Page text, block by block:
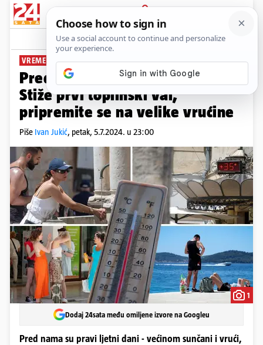
PRIJAVA
News Komentari
VREMENSKA PROGNOZA
Pred nama su pravi ljetni dani:
Stiže prvi toplinski val,
pripremite se na velike vrućine
Piše Ivan Jukić, petak, 5.7.2024. u 23:00
1
Dodaj 24sata među omiljene izvore na Googleu
Pred nama su pravi ljetni dani - većinom sunčani i vrući,